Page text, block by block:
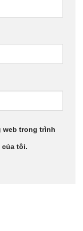
web trong trình
của tôi.